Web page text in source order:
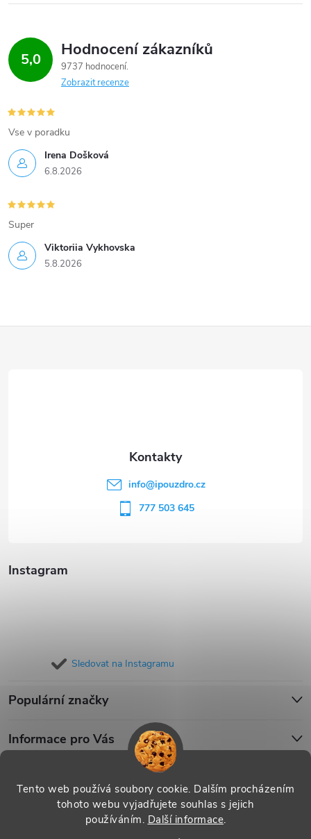
Tento web používá soubory cookie. Dalším procházením
tohoto webu vyjadřujete souhlas s jejich
používáním. Další informace.
5,0 Hodnocení zákazníků
9737 hodnocení
Zobrazit recenze
Irena Došková
6.8.2026
Vse v poradku
Viktoriia Vykhovska
5.8.2026
Super
Instagram
Sledovat na Instagramu
Populární značky
Informace pro Vás
info@ipouzdro.cz
777 503 645
Copyright 2026 . Všechna práva vyhrazena.